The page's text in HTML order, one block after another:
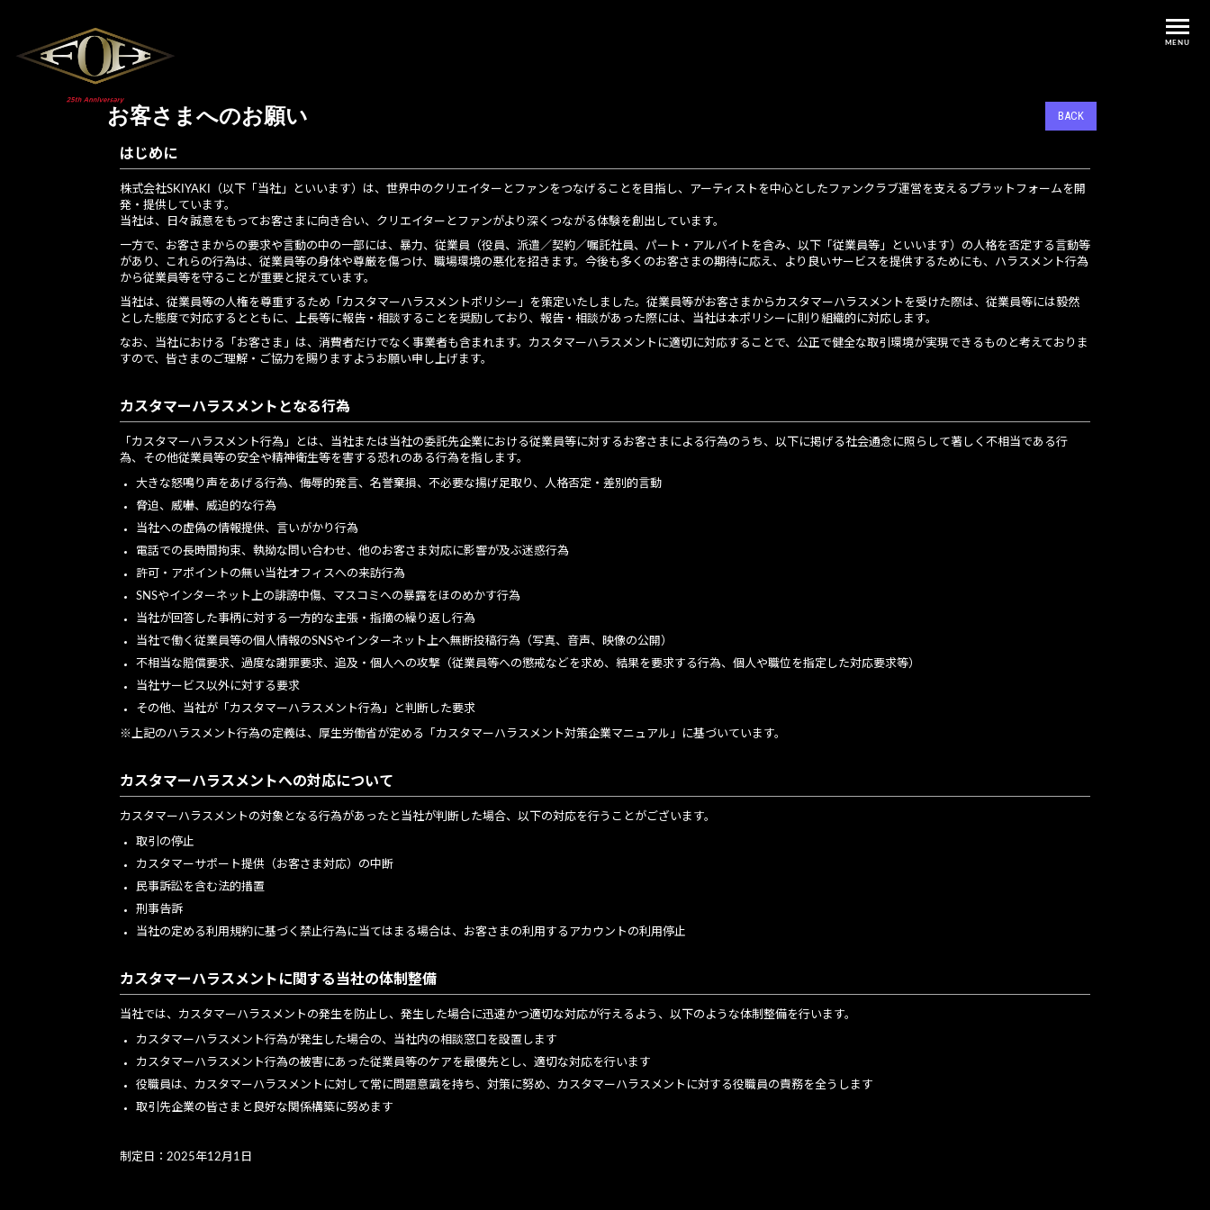
MENU
お客さまへのお願い BACK
はじめに
株式会社SKIYAKI（以下「当社」といいます）は、世界中のクリエイターとファンをつなげることを目指し、アーティストを中心としたファンクラブ運営を支えるプラットフォームを開
発・提供しています。
当社は、日々誠意をもってお客さまに向き合い、クリエイターとファンがより深くつながる体験を創出しています。
一方で、お客さまからの要求や言動の中の一部には、暴力、従業員（役員、派遣／契約／嘱託社員、パート・アルバイトを含み、以下「従業員等」といいます）の人格を否定する言動等
があり、これらの行為は、従業員等の身体や尊厳を傷つけ、職場環境の悪化を招きます。今後も多くのお客さまの期待に応え、より良いサービスを提供するためにも、ハラスメント行為
から従業員等を守ることが重要と捉えています。
当社は、従業員等の人権を尊重するため「カスタマーハラスメントポリシー」を策定いたしました。従業員等がお客さまからカスタマーハラスメントを受けた際は、従業員等には毅然
とした態度で対応するとともに、上長等に報告・相談することを奨励しており、報告・相談があった際には、当社は本ポリシーに則り組織的に対応します。
なお、当社における「お客さま」は、消費者だけでなく事業者も含まれます。カスタマーハラスメントに適切に対応することで、公正で健全な取引環境が実現できるものと考えておりま
すので、皆さまのご理解・ご協力を賜りますようお願い申し上げます。
カスタマーハラスメントとなる行為
「カスタマーハラスメント行為」とは、当社または当社の委託先企業における従業員等に対するお客さまによる行為のうち、以下に掲げる社会通念に照らして著しく不相当である行
為、その他従業員等の安全や精神衛生等を害する恐れのある行為を指します。
大きな怒鳴り声をあげる行為、侮辱的発言、名誉棄損、不必要な揚げ足取り、人格否定・差別的言動
脅迫、威嚇、威迫的な行為
当社への虚偽の情報提供、言いがかり行為
電話での長時間拘束、執拗な問い合わせ、他のお客さま対応に影響が及ぶ迷惑行為
許可・アポイントの無い当社オフィスへの来訪行為
SNSやインターネット上の誹謗中傷、マスコミへの暴露をほのめかす行為
当社が回答した事柄に対する一方的な主張・指摘の繰り返し行為
当社で働く従業員等の個人情報のSNSやインターネット上へ無断投稿行為（写真、音声、映像の公開）
不相当な賠償要求、過度な謝罪要求、追及・個人への攻撃（従業員等への懲戒などを求め、結果を要求する行為、個人や職位を指定した対応要求等）
当社サービス以外に対する要求
その他、当社が「カスタマーハラスメント行為」と判断した要求
※上記のハラスメント行為の定義は、厚生労働省が定める「カスタマーハラスメント対策企業マニュアル」に基づいています。
カスタマーハラスメントへの対応について
カスタマーハラスメントの対象となる行為があったと当社が判断した場合、以下の対応を行うことがございます。
取引の停止
カスタマーサポート提供（お客さま対応）の中断
民事訴訟を含む法的措置
刑事告訴
当社の定める利用規約に基づく禁止行為に当てはまる場合は、お客さまの利用するアカウントの利用停止
カスタマーハラスメントに関する当社の体制整備
当社では、カスタマーハラスメントの発生を防止し、発生した場合に迅速かつ適切な対応が行えるよう、以下のような体制整備を行います。
カスタマーハラスメント行為が発生した場合の、当社内の相談窓口を設置します
カスタマーハラスメント行為の被害にあった従業員等のケアを最優先とし、適切な対応を行います
役職員は、カスタマーハラスメントに対して常に問題意識を持ち、対策に努め、カスタマーハラスメントに対する役職員の責務を全うします
取引先企業の皆さまと良好な関係構築に努めます
制定日：2025年12月1日